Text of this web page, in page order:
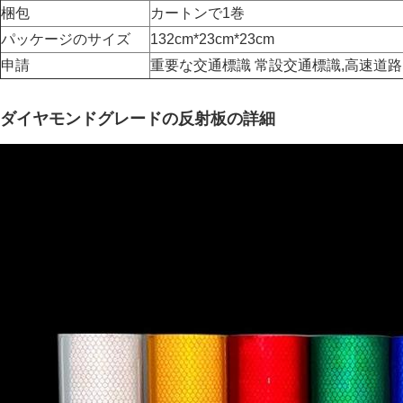
梱包
カートンで1巻
パッケージのサイズ
132cm*23cm*23cm
申請
重要な交通標識 常設交通標識,高速道
ダイヤモンドグレードの反射板の詳細